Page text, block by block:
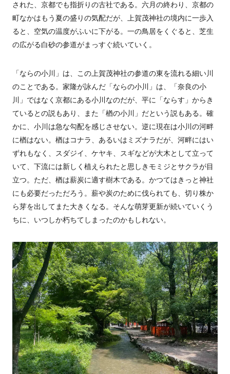
された、京都でも指折りの古社である。六月の終わり、京都の
町なかはもう夏の盛りの気配だが、上賀茂神社の境内に一歩入
ると、空気の温度がふいに下がる。一の鳥居をくぐると、芝生
の広がる白砂の参道がまっすぐ続いていく。
「ならの小川」は、この上賀茂神社の参道の東を流れる細い川
のことである。家隆が詠んだ「ならの小川」は、「奈良の小
川」ではなく京都にある小川なのだが、平に「ならす」からき
ているとの説もあり、また「楢の小川」だという説もある。確
かに、小川は急な勾配を感じさせない。逆に現在は小川の河畔
に楢はない。楢はコナラ、あるいはミズナラだが、河畔にはい
ずれもなく、スダジイ、ケヤキ、スギなどが大木として立って
いて、下流には新しく植えられたと思しきモミジとサクラが目
立つ。ただ、楢は薪炭に適す樹木である。かつてはきっと神社
にも必要だっただろう。薪や炭のために伐られても、切り株か
ら芽を出してまた大きくなる。そんな萌芽更新が続いていくう
ちに、いつしか朽ちてしまったのかもしれない。